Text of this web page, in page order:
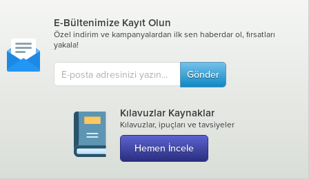
E-Bültenimize Kayıt Olun
Özel indirim ve kampanyalardan ilk sen haberdar ol, fırsatları
yakala!
Gönder
Kılavuzlar Kaynaklar
Kılavuzlar, ipuçları ve tavsiyeler
Hemen İncele